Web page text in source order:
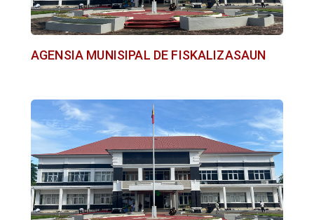
AGENSIA MUNISIPAL DE FISKALIZASAUN